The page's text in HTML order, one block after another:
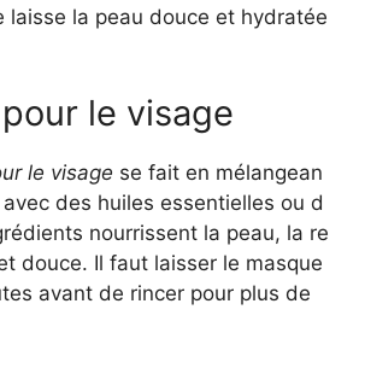
laisse la peau douce et hydratée
le visage
le visage se fait en mélangean
des huiles essentielles ou d
nourrissent la peau, la re
douce. Il faut laisser le masque
avant de rincer pour plus de